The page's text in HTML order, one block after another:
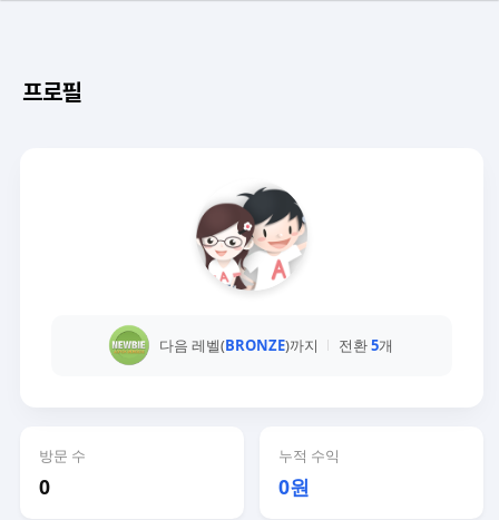
프로필
다음 레벨(BRONZE)까지 전환5개
방문 수
0
누적 수익
0원